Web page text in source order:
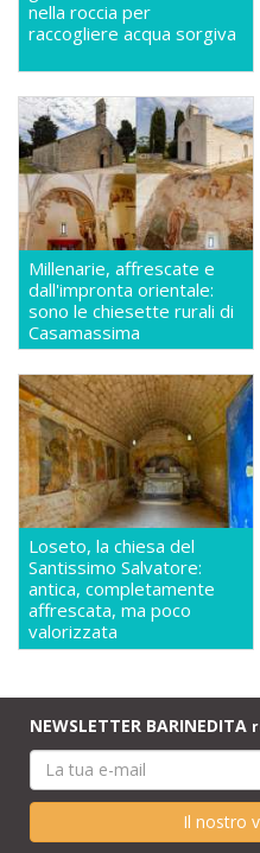
nella roccia per
raccogliere acqua sorgiva
Millenarie, affrescate e
dall'impronta orientale:
sono le chiesette rurali di
Casamassima
Loseto, la chiesa del
Santissimo Salvatore:
antica, completamente
affrescata, ma poco
valorizzata
NEWSLETTER BARINEDITA
Il nostro